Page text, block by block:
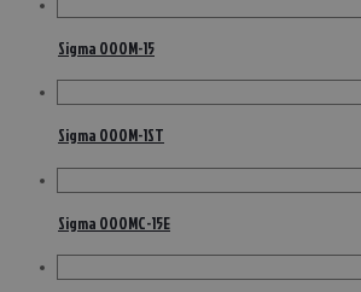
Sigma OOOM-15
Sigma OOOM-1ST
Sigma OOOMC-15E